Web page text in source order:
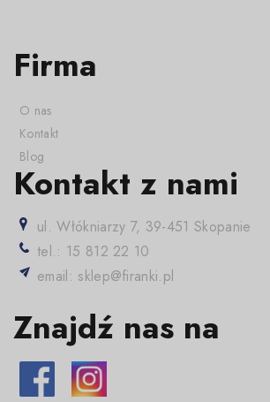
Firma
O nas
Kontakt
Blog
Kontakt z nami
ul. Włókniarzy 7, 39-451 Skopanie
tel.: 15 812 22 10
email: sklep@firanki.pl
Znajdź nas na